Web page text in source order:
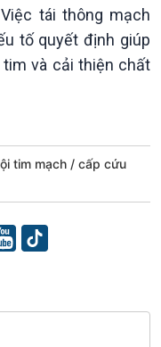
luận
chảy sự kiện
tái thông mạch
tố quyết định giúp
và cải thiện chất
tim mạch
cấp cứu